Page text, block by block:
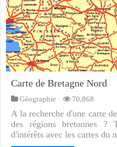
Carte de Bretagne Nord
Géographie 70,868
A la recherche d'une carte
des régions bretonnes ?
d'intérêts avec les cartes du